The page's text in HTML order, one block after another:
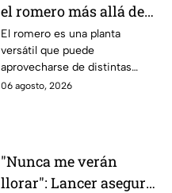
el romero más allá de
la cocina
El romero es una planta
versátil que puede
aprovecharse de distintas
maneras en el hogar, desde la
06 agosto, 2026
"Nunca me verán
llorar": Lancer asegura